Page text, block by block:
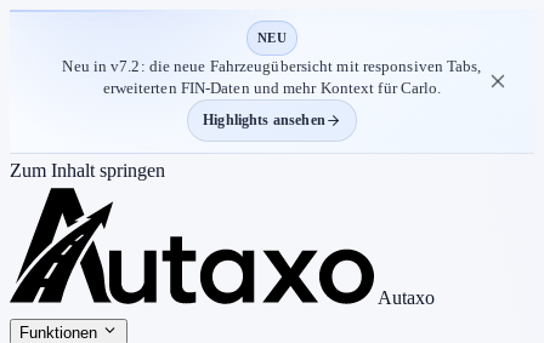
NEU
Neu in v7.2: die neue Fahrzeugübersicht mit responsiven Tabs,
erweiterten FIN-Daten und mehr Kontext für Carlo.
Highlights ansehen
Zum Inhalt springen
Autaxo
Funktionen